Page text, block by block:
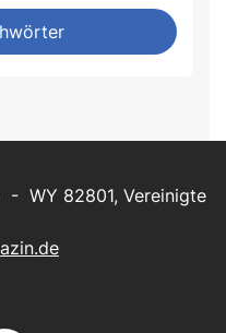
- WY 82801, Vereinigte